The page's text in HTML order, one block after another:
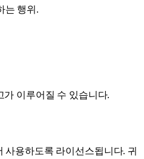
는 행위.
이루어질 수 있습니다.
용하도록 라이선스됩니다. 귀